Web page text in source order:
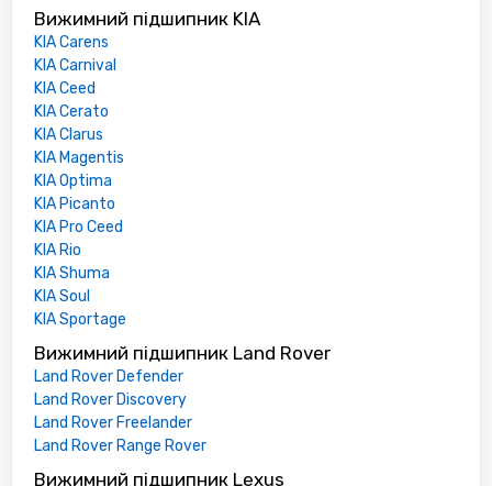
Вижимний підшипник KIA
KIA Carens
KIA Carnival
KIA Ceed
KIA Cerato
KIA Clarus
KIA Magentis
KIA Optima
KIA Picanto
KIA Pro Ceed
KIA Rio
KIA Shuma
KIA Soul
KIA Sportage
Вижимний підшипник Land Rover
Land Rover Defender
Land Rover Discovery
Land Rover Freelander
Land Rover Range Rover
Вижимний підшипник Lexus